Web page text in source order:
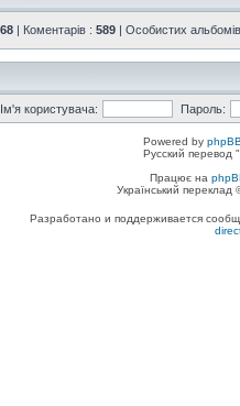
| Коментарів : 589 | Особистих
Ім'я користувача: Пароль:
Powered by
Русский перевод
Працює на
Український
Разработано и поддерживается